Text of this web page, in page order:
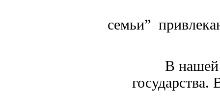
семьи”
В нашей